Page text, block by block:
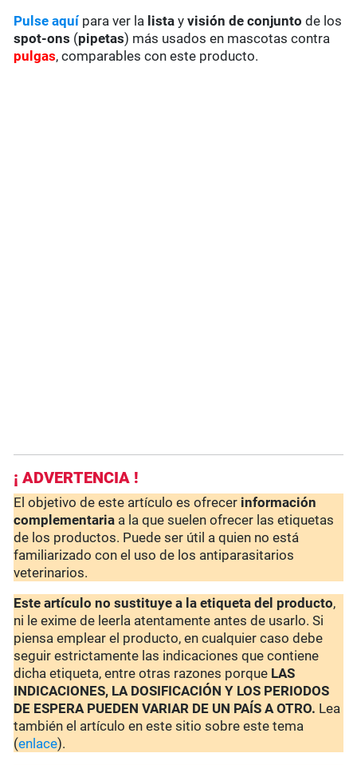
Pulse aquípara ver la lista yvisión de conjunto de los
spot-ons (pipetas) más usados en mascotas contra
pulgas, comparables con este producto.
¡ ADVERTENCIA !
El objetivo de este artículo es ofrecer información
complementaria a la que suelen ofrecer las etiquetas
de los productos. Puede ser útil a quien no está
familiarizado con el uso de los antiparasitarios
veterinarios.
Este artículo no sustituye a la etiqueta del producto,
ni le exime de leerla atentamente antes de usarlo. Si
piensa emplear el producto, en cualquier caso debe
seguir estrictamente las indicaciones que contiene
dicha etiqueta, entre otras razones porque LAS
INDICACIONES, LA DOSIFICACIÓN Y LOS PERIODOS
DE ESPERA PUEDEN VARIAR DE UN PAÍS A OTRO. Lea
también el artículo en este sitio sobre este tema
(enlace).